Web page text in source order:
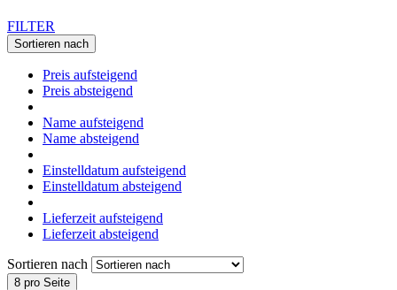
FILTER
Sortieren nach
Preis aufsteigend
Preis absteigend
Name aufsteigend
Name absteigend
Einstelldatum aufsteigend
Einstelldatum absteigend
Lieferzeit aufsteigend
Lieferzeit absteigend
Sortieren nach
8 pro Seite